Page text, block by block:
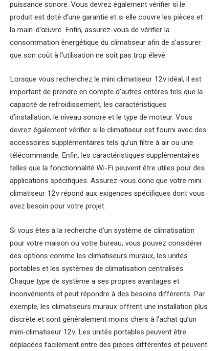
puissance sonore. Vous devrez également vérifier si le
produit est doté d’une garantie et si elle couvre les pièces et
la main-d’œuvre. Enfin, assurez-vous de vérifier la
consommation énergétique du climatiseur afin de s’assurer
que son coût à l’utilisation ne soit pas trop élevé.
Lorsque vous recherchez le mini climatiseur 12v idéal, il est
important de prendre en compte d’autres critères tels que la
capacité de refroidissement, les caractéristiques
d’installation, le niveau sonore et le type de moteur. Vous
devrez également vérifier si le climatiseur est fourni avec des
accessoires supplémentaires tels qu’un filtre à air ou une
télécommande. Enfin, les caractéristiques supplémentaires
telles que la fonctionnalité Wi-Fi peuvent être utiles pour des
applications spécifiques. Assurez-vous donc que votre mini
climatiseur 12v répond aux exigences spécifiques dont vous
avez besoin pour votre projet.
Si vous êtes à la recherche d’un système de climatisation
pour votre maison ou votre bureau, vous pouvez considérer
des options comme les climatiseurs muraux, les unités
portables et les systèmes de climatisation centralisés.
Chaque type de système a ses propres avantages et
inconvénients et peut répondre à des besoins différents. Par
exemple, les climatiseurs muraux offrent une installation plus
discrète et sont généralement moins chers à l’achat qu’un
mini-climatiseur 12v. Les unités portables peuvent être
déplacées facilement entre des pièces différentes et peuvent